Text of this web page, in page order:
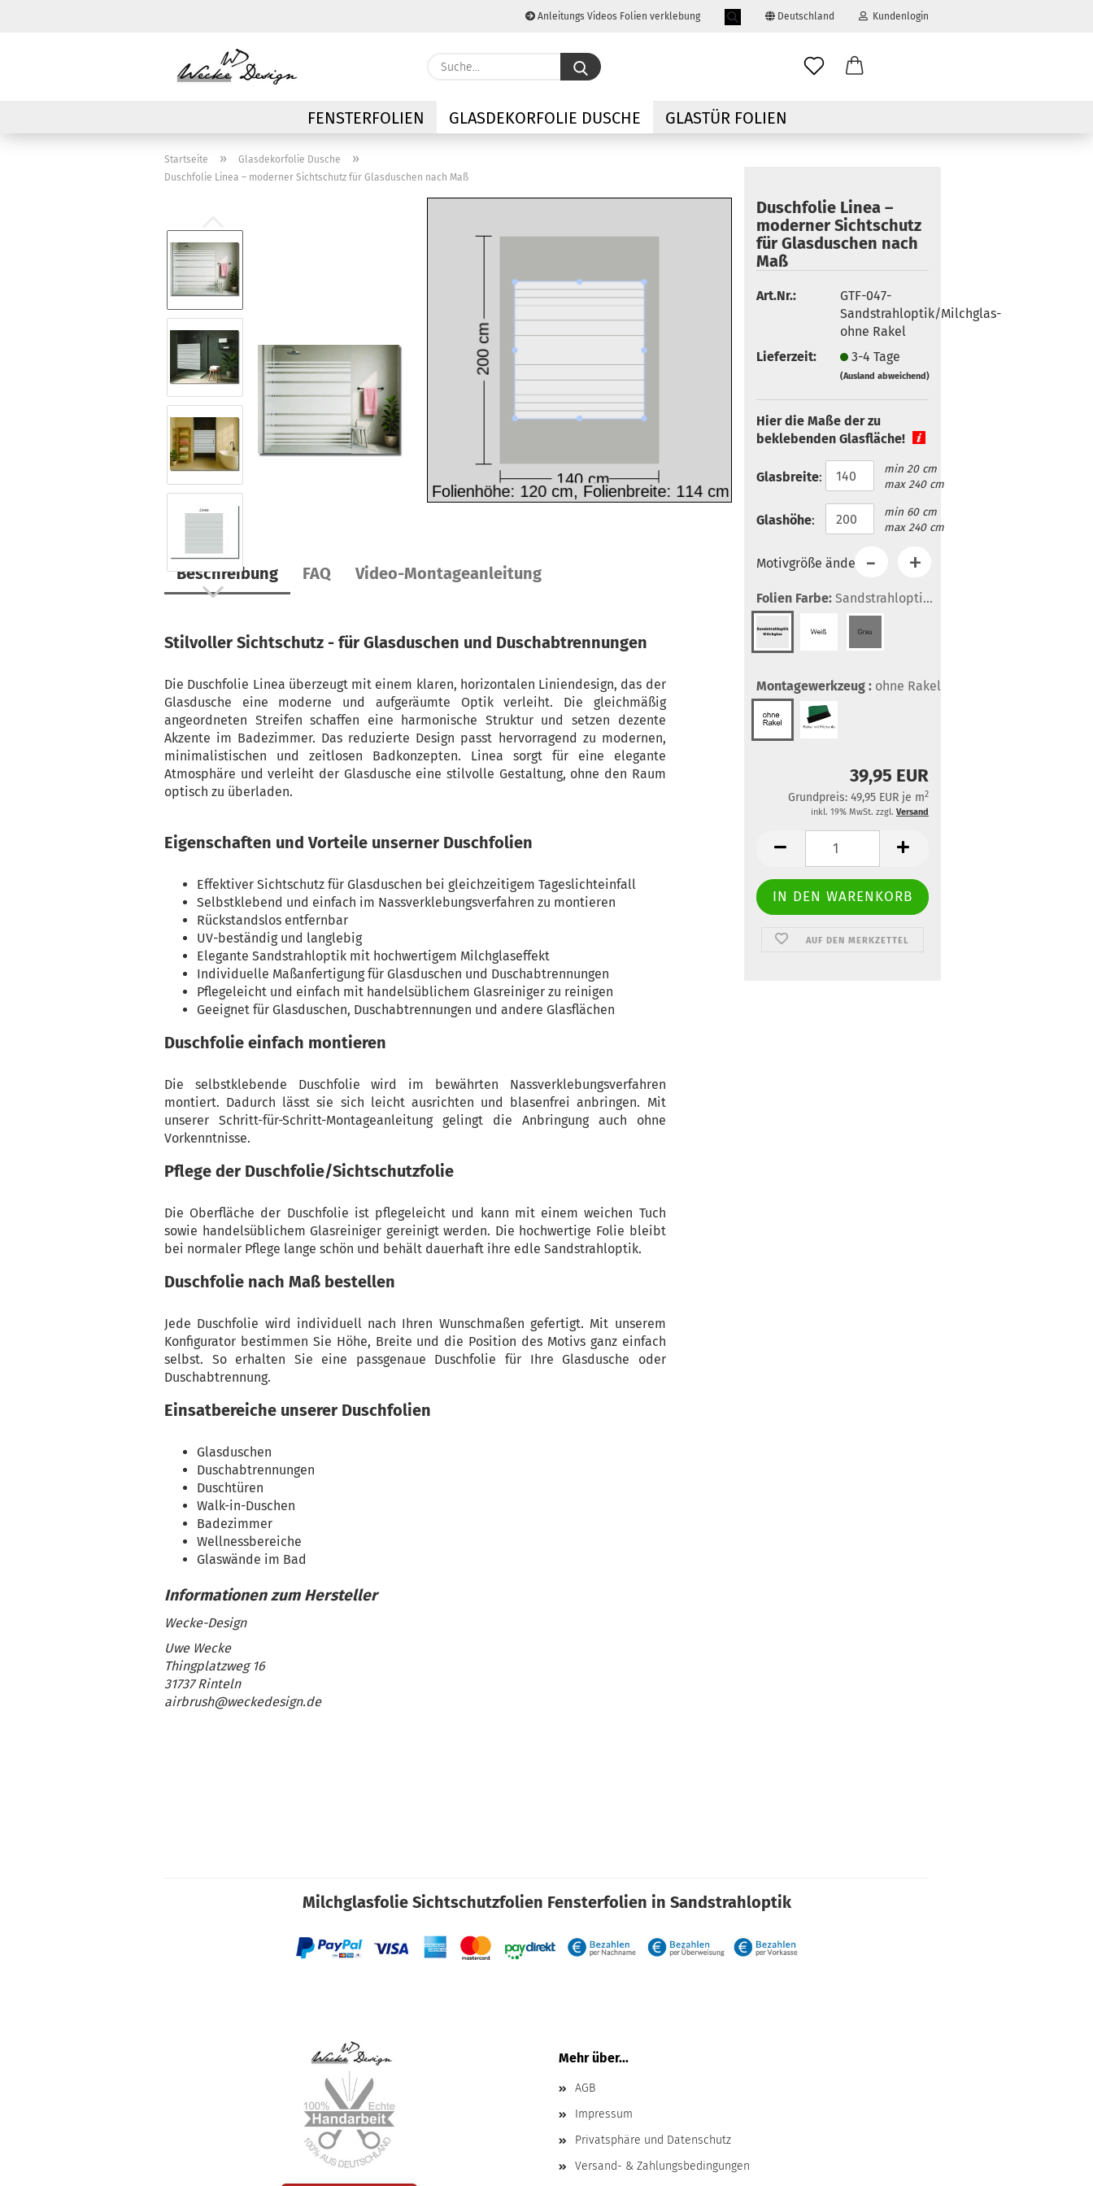
Anleitungs Videos Folien verklebung Deutschland Kundenlogin
E-Mail
Konto erstellen
Suche...
FENSTERFOLIEN GLASDEKORFOLIE DUSCHE GLASTÜR FOLIEN
Startseite » Glasdekorfolie Dusche »
Duschfolie Linea – moderner Sichtschutz für Glasduschen nach Maß
Duschfolie Linea –
moderner Sichtschutz
für Glasduschen nach
Maß
Art.Nr.:
GTF-047-
Sandstrahloptik/Milchglas-
ohne Rakel
Lieferzeit:
3-4 Tage
(Ausland abweichend)
Hier die Maße der zu
beklebenden Glasfläche!
Glasbreite:
min 20 cm
max 240 cm
Glashöhe:
min 60 cm
max 240 cm
Motivgröße ändern:
Folien Farbe: Sandstrahloptik/Milchglas
Montagewerkzeug : ohne Rakel
39,95 EUR
Grundpreis: 49,95 EUR je m2
inkl. 19% MwSt. zzgl. Versand
AUF DEN MERKZETTEL
Beschreibung FAQ Video-Montageanleitung
Stilvoller Sichtschutz - für Glasduschen und Duschabtrennungen
Die Duschfolie Linea überzeugt mit einem klaren, horizontalen Liniendesign, das der
Glasdusche eine moderne und aufgeräumte Optik verleiht. Die gleichmäßig
angeordneten Streifen schaffen eine harmonische Struktur und setzen dezente
Akzente im Badezimmer. Das reduzierte Design passt hervorragend zu modernen,
minimalistischen und zeitlosen Badkonzepten. Linea sorgt für eine elegante
Atmosphäre und verleiht der Glasdusche eine stilvolle Gestaltung, ohne den Raum
optisch zu überladen.
Eigenschaften und Vorteile unserner Duschfolien
Effektiver Sichtschutz für Glasduschen bei gleichzeitigem Tageslichteinfall
Selbstklebend und einfach im Nassverklebungsverfahren zu montieren
Rückstandslos entfernbar
UV-beständig und langlebig
Elegante Sandstrahloptik mit hochwertigem Milchglaseffekt
Individuelle Maßanfertigung für Glasduschen und Duschabtrennungen
Pflegeleicht und einfach mit handelsüblichem Glasreiniger zu reinigen
Geeignet für Glasduschen, Duschabtrennungen und andere Glasflächen
Duschfolie einfach montieren
Die selbstklebende Duschfolie wird im bewährten Nassverklebungsverfahren
montiert. Dadurch lässt sie sich leicht ausrichten und blasenfrei anbringen. Mit
unserer Schritt-für-Schritt-Montageanleitung gelingt die Anbringung auch ohne
Vorkenntnisse.
Pflege der Duschfolie/Sichtschutzfolie
Die Oberfläche der Duschfolie ist pflegeleicht und kann mit einem weichen Tuch
sowie handelsüblichem Glasreiniger gereinigt werden. Die hochwertige Folie bleibt
bei normaler Pflege lange schön und behält dauerhaft ihre edle Sandstrahloptik.
Duschfolie nach Maß bestellen
Jede Duschfolie wird individuell nach Ihren Wunschmaßen gefertigt. Mit unserem
Konfigurator bestimmen Sie Höhe, Breite und die Position des Motivs ganz einfach
selbst. So erhalten Sie eine passgenaue Duschfolie für Ihre Glasdusche oder
Duschabtrennung.
Einsatbereiche unserer Duschfolien
Glasduschen
Duschabtrennungen
Duschtüren
Walk-in-Duschen
Badezimmer
Wellnessbereiche
Glaswände im Bad
Wecke-Design
Uwe Wecke
Thingplatzweg 16
31737 Rinteln
airbrush@weckedesign.de
Milchglasfolie Sichtschutzfolien Fensterfolien in Sandstrahloptik
Mehr über...
AGB
Impressum
Privatsphäre und Datenschutz
Versand- & Zahlungsbedingungen